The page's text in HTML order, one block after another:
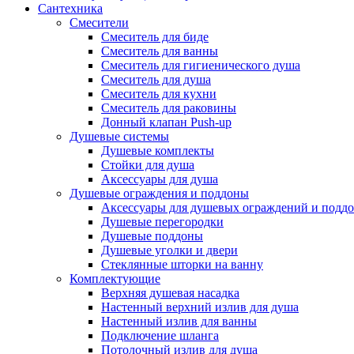
Сантехника
Смесители
Смеситель для биде
Смеситель для ванны
Смеситель для гигиенического душа
Смеситель для душа
Смеситель для кухни
Смеситель для раковины
Донный клапан Push-up
Душевые системы
Душевые комплекты
Стойки для душа
Аксессуары для душа
Душевые ограждения и поддоны
Аксессуары для душевых ограждений и
Душевые перегородки
Душевые поддоны
Душевые уголки и двери
Стеклянные шторки на ванну
Комплектующие
Верхняя душевая насадка
Настенный верхний излив для душа
Настенный излив для ванны
Подключение шланга
Потолочный излив для душа